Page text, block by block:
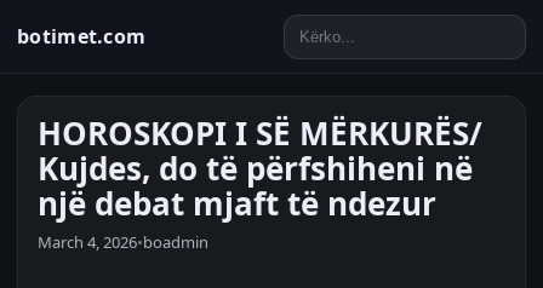
botimet.com
HOROSKOPI I SË MËRKURËS/
Kujdes, do të përfshiheni në
një debat mjaft të ndezur
March 4, 2026•boadmin